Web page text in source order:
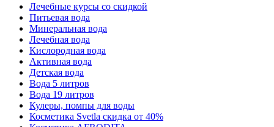
Лечебные курсы со скидкой
Питьевая вода
Минеральная вода
Лечебная вода
Кислородная вода
Активная вода
Детская вода
Вода 5 литров
Вода 19 литров
Кулеры, помпы для воды
Косметика Svetla скидка от 40%